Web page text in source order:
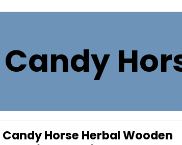
Candy
Candy Horse Herbal Wooden